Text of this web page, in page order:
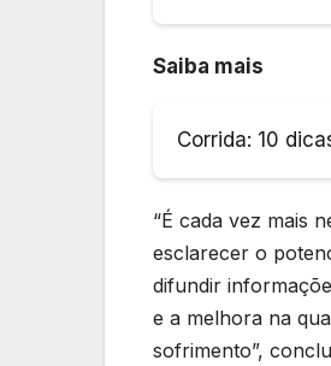
Saiba mais
Corrida: 10
“É cada vez mais
esclarecer o
difundir
e a melhora na
sofrimento”,